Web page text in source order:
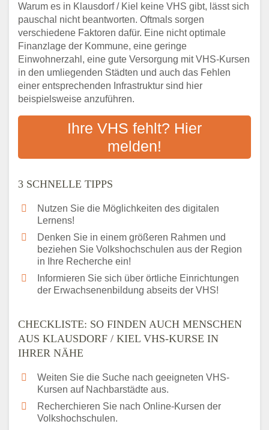
Abendschule in der Region rund um
Klausdorf / Kiel
VHS steht für Erwachsenenbildung
Online-Kurse: Alternative Angebote zum
VHS-Kurs
Vor- und Nachteile von Online-Kursen
Checkliste: Darauf kommt es bei
Bildungsangeboten an
Das bundesweite Volkshochschulwesen
Warum es in Klausdorf / Kiel keine VHS gibt, lässt sich
pauschal nicht beantworten. Oftmals sorgen
verschiedene Faktoren dafür. Eine nicht optimale
Finanzlage der Kommune, eine geringe
Einwohnerzahl, eine gute Versorgung mit VHS-Kursen
in den umliegenden Städten und auch das Fehlen
einer entsprechenden Infrastruktur sind hier
beispielsweise anzuführen.
Ihre VHS fehlt? Hier
melden!
3 SCHNELLE TIPPS
Nutzen Sie die Möglichkeiten des digitalen
Lernens!
Denken Sie in einem größeren Rahmen und
beziehen Sie Volkshochschulen aus der Region
in Ihre Recherche ein!
Informieren Sie sich über örtliche Einrichtungen
der Erwachsenenbildung abseits der VHS!
CHECKLISTE: SO FINDEN AUCH MENSCHEN
AUS KLAUSDORF / KIEL VHS-KURSE IN
IHRER NÄHE
Weiten Sie die Suche nach geeigneten VHS-
Kursen auf Nachbarstädte aus.
Recherchieren Sie nach Online-Kursen der
Volkshochschulen.